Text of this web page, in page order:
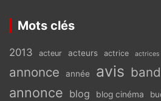
Mots clés
2013 acteur acteurs actrice actrices
annonce année avis
annonce blog blog cinéma